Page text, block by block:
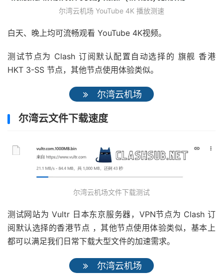
尔湾云机场 YouTube 4K 播放测速
白天、晚上均可流畅观看 YouTube 4K视频。
测试节点为 Clash 订阅默认配置自动选择的 旗舰 香港
HKT 3-SS 节点，其他节点使用体验类似。
尔湾云机场
尔湾云文件下载速度
尔湾云机场文件下载测试
测试网站为 Vultr 日本东京服务器，VPN节点为 Clash 订
阅默认选择的香港节点 ，其他节点使用体验类似，基本上
都可以满足我们日常下载大型文件的加速需求。
尔湾云机场